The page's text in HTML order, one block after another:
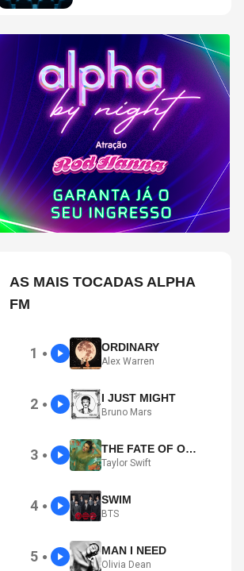
AS MAIS TOCADAS ALPHA
FM
1 ● ORDINARY
Alex Warren
2 ● I JUST MIGHT
Bruno Mars
3 ● THE FATE OF OPHELIA
Taylor Swift
4 ● SWIM
BTS
5 ● MAN I NEED
Olivia Dean